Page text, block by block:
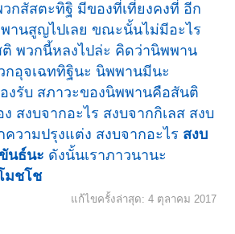
กสัสตะทิฐิ มีของที่เที่ยงคงที่ อีก
านสูญไปเลย ขณะนั้นไม่มีอะไร
ติ พวกนี้หลงไปล่ะ คิดว่านิพพาน
กอุจเฉททิฐินะ นิพพานมีนะ
งรับ สภาวะของนิพพานคือสันติ
สงบจากอะไร สงบจากกิเลส สงบ
ความปรุงแต่ง สงบจากอะไร สงบ
นธ์นะ ดังนั้นเราภาวนานะ
มชโช
แก้ไขครั้งล่าสุด: 4 ตุลาคม 2017